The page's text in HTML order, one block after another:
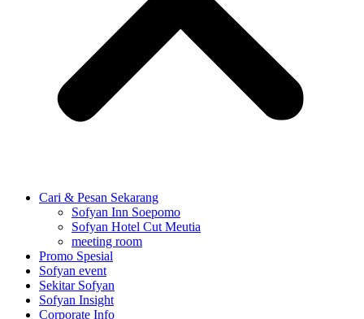
Cari & Pesan Sekarang
Sofyan Inn Soepomo
Sofyan Hotel Cut Meutia
meeting room
Promo Spesial
Sofyan event
Sekitar Sofyan
Sofyan Insight
Corporate Info